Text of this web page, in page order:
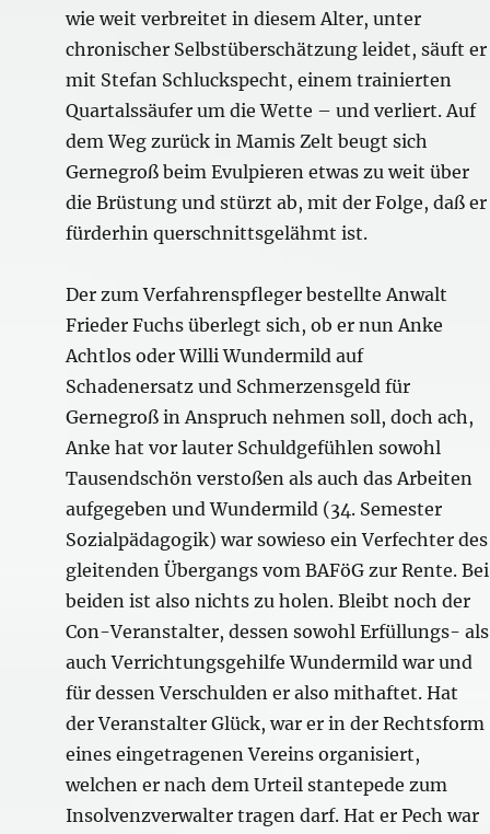
wie weit verbreitet in diesem Alter, unter
chronischer Selbstüberschätzung leidet, säuft er
mit Stefan Schluckspecht, einem trainierten
Quartalssäufer um die Wette – und verliert. Auf
dem Weg zurück in Mamis Zelt beugt sich
Gernegroß beim Evulpieren etwas zu weit über
die Brüstung und stürzt ab, mit der Folge, daß er
fürderhin querschnittsgelähmt ist.
Der zum Verfahrenspfleger bestellte Anwalt
Frieder Fuchs überlegt sich, ob er nun Anke
Achtlos oder Willi Wundermild auf
Schadenersatz und Schmerzensgeld für
Gernegroß in Anspruch nehmen soll, doch ach,
Anke hat vor lauter Schuldgefühlen sowohl
Tausendschön verstoßen als auch das Arbeiten
aufgegeben und Wundermild (34. Semester
Sozialpädagogik) war sowieso ein Verfechter des
gleitenden Übergangs vom BAFöG zur Rente. Bei
beiden ist also nichts zu holen. Bleibt noch der
Con-Veranstalter, dessen sowohl Erfüllungs- als
auch Verrichtungsgehilfe Wundermild war und
für dessen Verschulden er also mithaftet. Hat
der Veranstalter Glück, war er in der Rechtsform
eines eingetragenen Vereins organisiert,
welchen er nach dem Urteil stantepede zum
Insolvenzverwalter tragen darf. Hat er Pech war